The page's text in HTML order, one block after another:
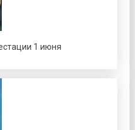
1 июня